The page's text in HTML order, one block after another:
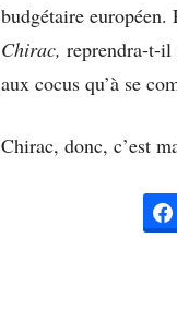
budgétaire européen.
Chirac, reprendra-t-il
aux cocus qu’à se
Chirac, donc, c’est